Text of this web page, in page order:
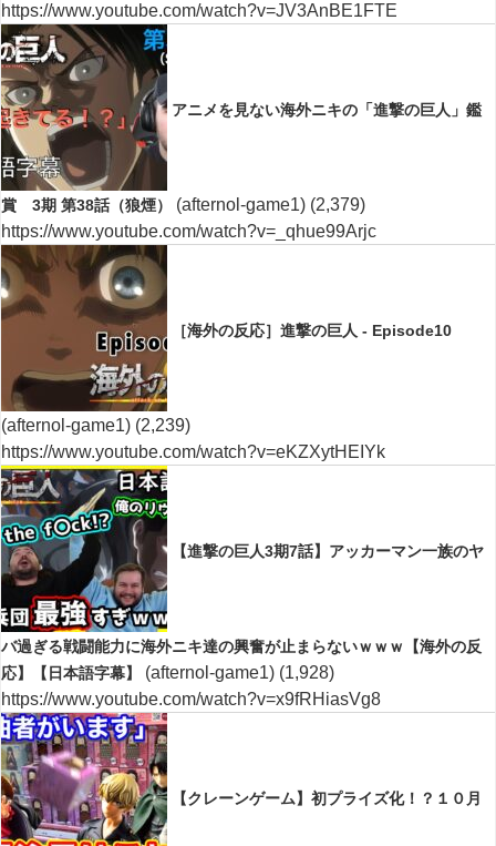
https://www.youtube.com/watch?v=JV3AnBE1FTE
アニメを見ない海外ニキの「進撃の巨人」鑑
賞 3期 第38話（狼煙） (afternol-game1) (2,379)
https://www.youtube.com/watch?v=_qhue99Arjc
［海外の反応］進撃の巨人 - Episode10
(afternol-game1) (2,239)
https://www.youtube.com/watch?v=eKZXytHEIYk
【進撃の巨人3期7話】アッカーマン一族のヤ
バ過ぎる戦闘能力に海外ニキ達の興奮が止まらないｗｗｗ【海外の反
応】【日本語字幕】
(afternol-game1) (1,928)
https://www.youtube.com/watch?v=x9fRHiasVg8
【クレーンゲーム】初プライズ化！？１０月